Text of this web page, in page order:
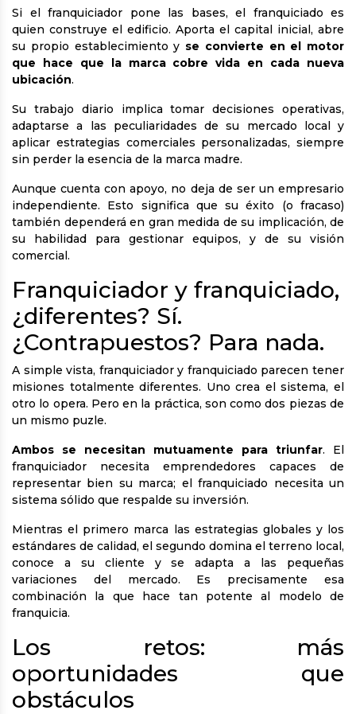
Si el franquiciador pone las bases, el franquiciado es
quien construye el edificio. Aporta el capital inicial, abre
su propio establecimiento y se convierte en el motor
que hace que la marca cobre vida en cada nueva
ubicación.
Su trabajo diario implica tomar decisiones operativas,
adaptarse a las peculiaridades de su mercado local y
aplicar estrategias comerciales personalizadas, siempre
sin perder la esencia de la marca madre.
Aunque cuenta con apoyo, no deja de ser un empresario
independiente. Esto significa que su éxito (o fracaso)
también dependerá en gran medida de su implicación, de
su habilidad para gestionar equipos, y de su visión
comercial.
Franquiciador y franquiciado,
¿diferentes? Sí.
¿Contrapuestos? Para nada.
A simple vista, franquiciador y franquiciado parecen tener
misiones totalmente diferentes. Uno crea el sistema, el
otro lo opera. Pero en la práctica, son como dos piezas de
un mismo puzle.
Ambos se necesitan mutuamente para triunfar. El
franquiciador necesita emprendedores capaces de
representar bien su marca; el franquiciado necesita un
sistema sólido que respalde su inversión.
Mientras el primero marca las estrategias globales y los
estándares de calidad, el segundo domina el terreno local,
conoce a su cliente y se adapta a las pequeñas
variaciones del mercado. Es precisamente esa
combinación la que hace tan potente al modelo de
franquicia.
Los retos: más
oportunidades que
obstáculos